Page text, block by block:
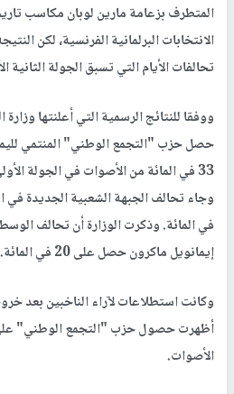
المتطرف بزعامة مارين لوبان مكاسب
الانتخابات البرلمانية الفرنسية، لكن
تحالفات الأيام التي تسبق الجولة الثانية
ووفقا للنتائج الرسمية التي أعلنتها وزارة
حصل حزب "التجمع الوطني" المنتمي
33 في المائة من الأصوات في الجولة
في المائة. وذكرت الوزارة أن تحالف
إيمانويل ماكرون حصل على 20 في المائة.
وكانت استطلاعات لآراء الناخبين بعد
الأصوات.